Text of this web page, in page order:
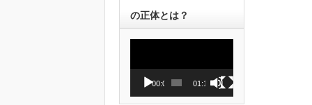
の正体とは？
ヤ
00:00 01:12